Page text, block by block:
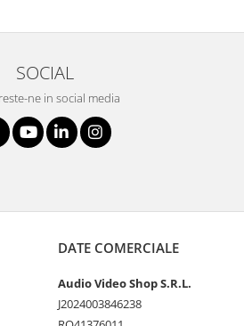
SOCIAL
ne in social media
DATE COMERCIALE
Audio Video Shop S.R.L.
J2024003846238